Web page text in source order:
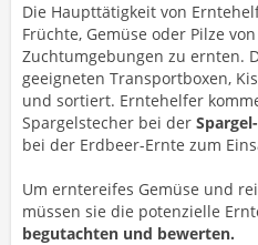
Die Haupttätigkeit von
Früchte, Gemüse oder Pilze
Zuchtumgebungen zu ernten.
geeigneten Transportboxen,
und sortiert. Erntehelfer
Spargelstecher bei der
bei der Erdbeer-Ernte zum
Um erntereifes Gemüse und
müssen sie die potenzielle
begutachten und bewerten.